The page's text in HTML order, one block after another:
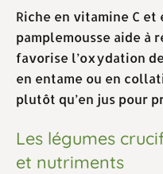
Riche en vitamine C
pamplemousse aide à
favorise l’oxydation
en entame ou en
plutôt qu’en jus pour
Les légumes
et nutriments